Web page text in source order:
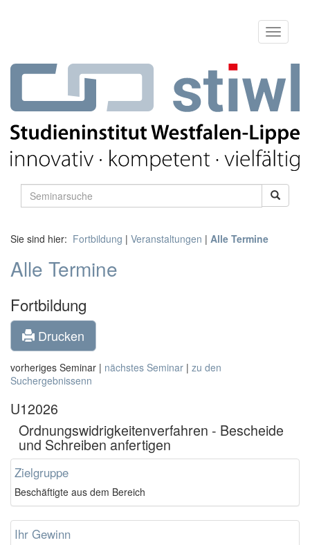
Sie sind hier: Fortbildung | Veranstaltungen | Alle Termine
Alle Termine
Fortbildung
Drucken
vorheriges Seminar | nächstes Seminar | zu den
Suchergebnissenn
U12026
Ordnungswidrigkeitenverfahren - Bescheide
und Schreiben anfertigen
Zielgruppe
Beschäftigte aus dem Bereich
Ihr Gewinn